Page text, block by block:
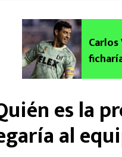
es la
al